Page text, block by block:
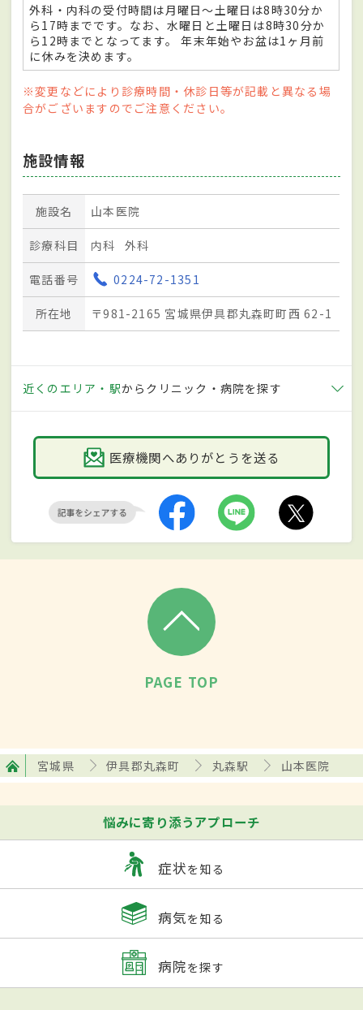
外科・内科の受付時間は月曜日〜土曜日は8時30分か
ら17時までです。なお、水曜日と土曜日は8時30分か
ら12時までとなってます。 年末年始やお盆は1ヶ月前
に休みを決めます。
※変更などにより診療時間・休診日等が記載と異なる場
合がございますのでご注意ください。
施設情報
施設名 山本医院
診療科目 内科 外科
電話番号 0224-72-1351
所在地 〒981-2165 宮城県伊具郡丸森町町西 62-1
近くのエリア・駅からクリニック・病院を探す
医療機関へありがとうを送る
PAGE TOP
宮城県 伊具郡丸森町 丸森駅 山本医院
悩みに寄り添うアプローチ
症状を知る
病気を知る
病院を探す